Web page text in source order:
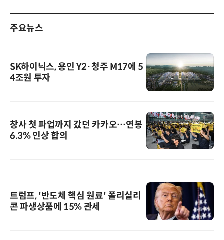
주요뉴스
SK하이닉스, 용인 Y2·청주 M17에 5
4조원 투자
창사 첫 파업까지 갔던 카카오…연봉
6.3% 인상 합의
트럼프, '반도체 핵심 원료' 폴리실리
콘 파생상품에 15% 관세